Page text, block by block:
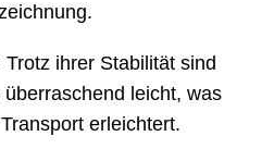
Trotz ihrer Stabilität sind
leicht, was
erleichtert.